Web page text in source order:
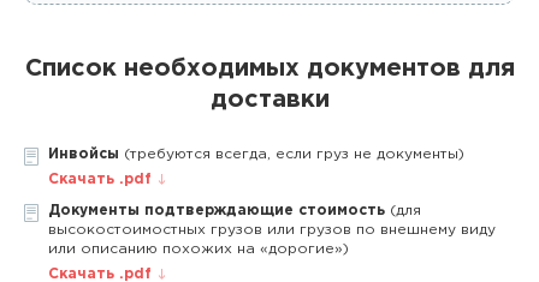
Список необходимых документов для
доставки
Инвойсы (требуются всегда, если груз не документы)
Скачать .pdf
Документы подтверждающие стоимость (для
высокостоимостных грузов или грузов по внешнему виду
или описанию похожих на «дорогие»)
Скачать .pdf